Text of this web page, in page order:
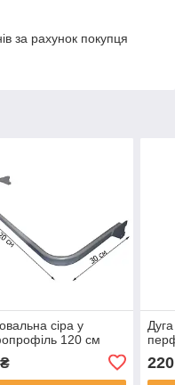
за рахунок покупця
сіра у
120 см
220